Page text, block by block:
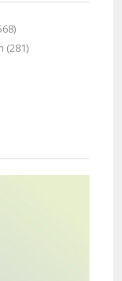
(281)